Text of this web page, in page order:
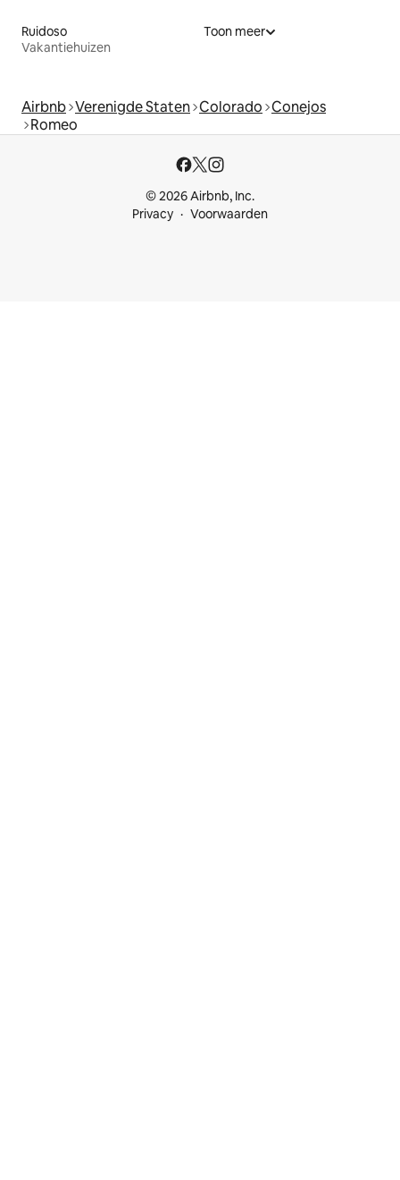
Ruidoso
Vakantiehuizen
Toon meer
Airbnb Verenigde Staten Colorado Conejos
Romeo
© 2026 Airbnb, Inc.
Privacy
Voorwaarden